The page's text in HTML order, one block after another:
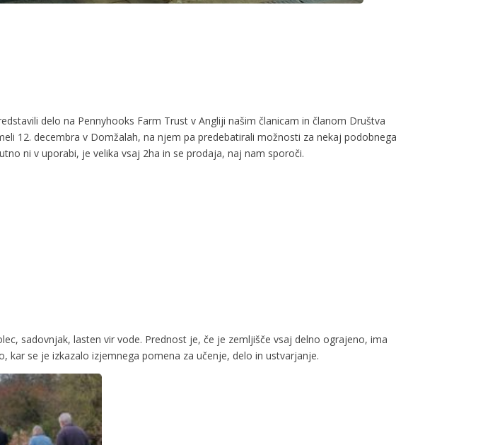
delo na Pennyhooks Farm Trust v Angliji našim članicam in članom Društva
12. decembra v Domžalah, na njem pa predebatirali možnosti za nekaj podobnega
ni v uporabi, je velika vsaj 2ha in se prodaja, naj nam sporoči.
sadovnjak, lasten vir vode. Prednost je, če je zemljišče vsaj delno ograjeno, ima
kar se je izkazalo izjemnega pomena za učenje, delo in ustvarjanje.